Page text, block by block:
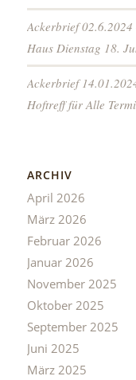
Ackerbrief
Haus Dienstag 18.
Ackerbrief
Hoftreff für Alle
ARCHIV
April 2026
März 2026
Februar 2026
Januar 2026
November 2025
Oktober 2025
September 2025
Juni 2025
März 2025